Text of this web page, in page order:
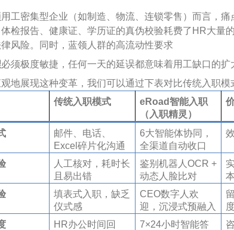
工密集型企业（如制造、物流、连锁零售）而言，
检报告、健康证、学历证的真伪校验耗费了HR大量
风险。同时，蓝领人群的高流动性要求
必须极度敏捷，任何一天的延误都意味着用工缺口的扩
地展现这种变革，我们可以通过下表对比传统入职模
传统入职模式 eRoad智能入职
（入职精灵）
邮件、电话、
Excel碎片化沟通
6大智能体协同，
全渠道自动收口
人工核对，耗时长
且易出错
鉴别机器人OCR +
动态人脸比对
填表式入职，缺乏
仪式感
CEO数字人欢
迎，沉浸式预融入
HR办公时间回
7×24小时智能答